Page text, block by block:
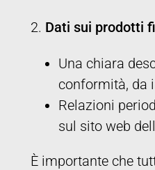
2. Dati sui prodotti
Una chiara
conformità, da
Relazioni
sul sito web
È importante che